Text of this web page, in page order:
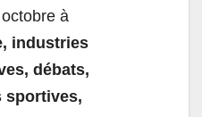
à
industries
débats,
sportives,